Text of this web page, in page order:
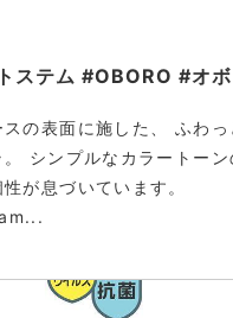
ステム #OBORO #オボ
スの表面に施した、 ふわ
シンプルなカラートーン
性が息づいています。